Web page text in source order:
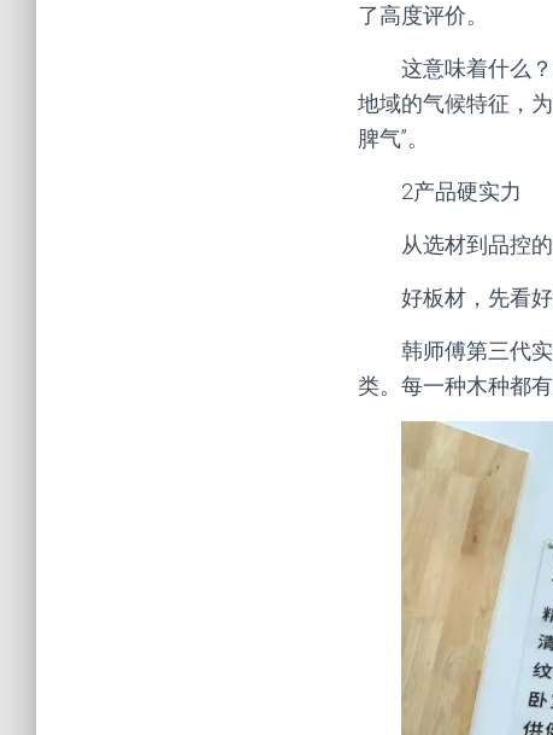
了高度评价。
这意味着什么
地域的气候特征，
脾气”。
2产品硬实力
从选材到品控
好板材，先看好
韩师傅第三代
类。每一种木种都